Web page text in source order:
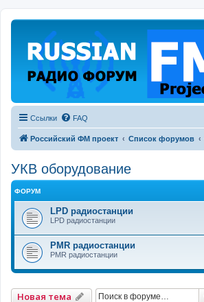
Ссылки FAQ
Российский ФМ проект Список форумов
УКВ оборудование
ФОРУМ
LPD радиостанции
LPD радиостанции
PMR радиостанции
PMR радиостанции
Новая тема